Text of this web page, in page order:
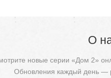
О
новые серии «Дом 2»
Обновления каждый день —